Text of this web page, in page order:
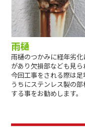
雨樋
雨樋のつかみに経年劣
があり欠損部なども見ら
今回工事をされる際は足
うちにステンレス製の部
する事をお勧めします。